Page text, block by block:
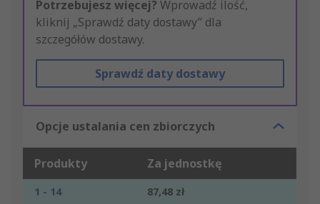
Potrzebujesz więcej? Wprowadź ilość,
kliknij „Sprawdź daty dostawy” dla
szczegółów dostawy.
Sprawdź daty dostawy
Opcje ustalania cen zbiorczych
Produkty Za jednostkę
1 - 14
87,48 zł